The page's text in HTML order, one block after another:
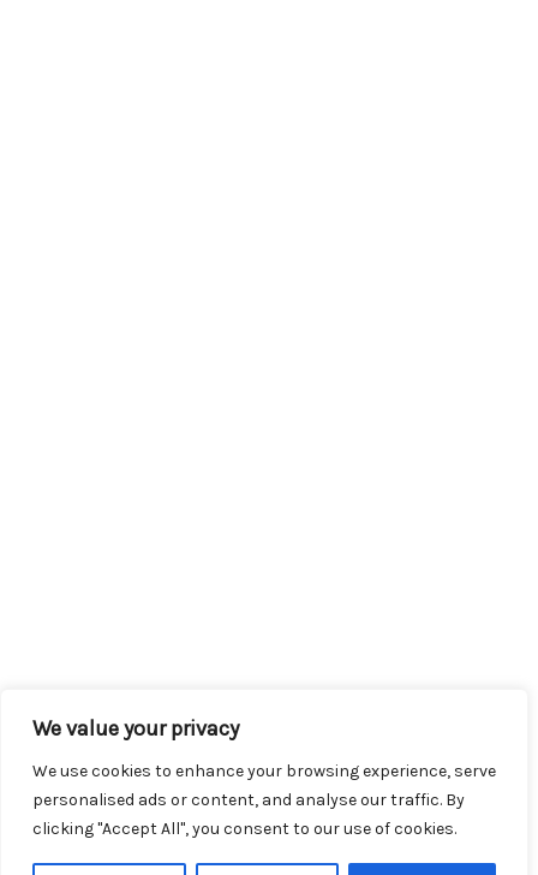
We value your privacy
We use cookies to enhance your browsing experience, serve
personalised ads or content, and analyse our traffic. By
clicking "Accept All", you consent to our use of cookies.